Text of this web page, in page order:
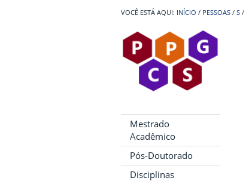
INÍCIO / PESSOAS / S /
Mestrado
Acadêmico
Pós-Doutorado
Disciplinas